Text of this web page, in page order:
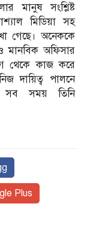
মানুষ সংশ্লিষ্ট
মিডিয়া সহ
গেছে। অনেককে
মানবিক অফিসার
থেকে কাজ করে
দায়িত্ব পালনে
সব সময় তিনি
Plus